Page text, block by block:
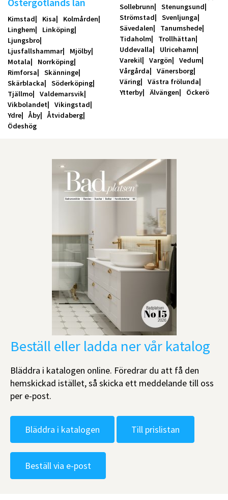
Kimstad Kisa
Kolmården
Linghem
Linköping
Ljungsbro
Ljusfallshammar
Mjölby
Motala
Norrköping
Rimforsa
Skänninge
Skärblacka
Söderköping
Tjällmo
Valdemarsvik
Vikbolandet
Vikingstad
Ydre
Åby
Åtvidaberg
Ödeshög
Sollebrunn
Stenungsund
Strömstad
Svenljunga
Sävedalen
Tanumshede
Tidaholm
Trollhättan
Uddevalla
Ulricehamn
Varekil
Vargön
Vedum
Vårgårda
Vänersborg
Väring
Västra frölunda
Ytterby
Älvängen Öckerö
Beställ eller ladda ner vår katalog
Bläddra i katalogen online. Föredrar du att få den
hemskickad istället, så skicka ett meddelande till oss
per e-post.
Bläddra i katalogen Till prislistan
Beställ via e-post